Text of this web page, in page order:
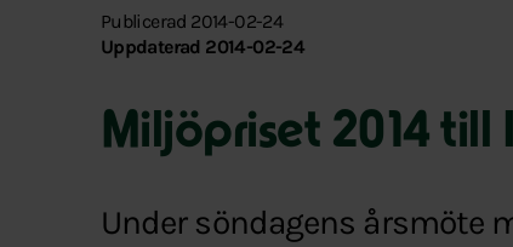
Publicerad 2014-02-24
Uppdaterad 2014-02-24
Miljöpriset 2014 till
Under söndagens årsmöte